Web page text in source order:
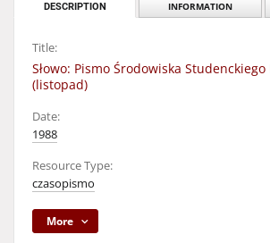
DESCRIPTION INFORMATION
Title:
Słowo: Pismo Środowiska
(listopad)
Date:
1988
Resource Type:
czasopismo
More